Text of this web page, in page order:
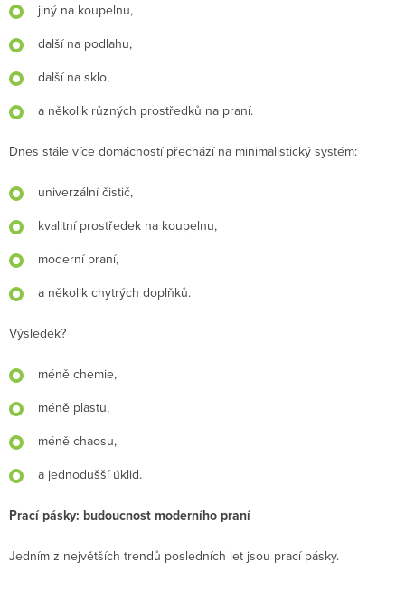
jiný na koupelnu,
další na podlahu,
další na sklo,
a několik různých prostředků na praní.
Dnes stále více domácností přechází na minimalistický systém:
univerzální čistič,
kvalitní prostředek na koupelnu,
moderní praní,
a několik chytrých doplňků.
Výsledek?
méně chemie,
méně plastu,
méně chaosu,
a jednodušší úklid.
Prací pásky: budoucnost moderního praní
Jedním z největších trendů posledních let jsou prací pásky.